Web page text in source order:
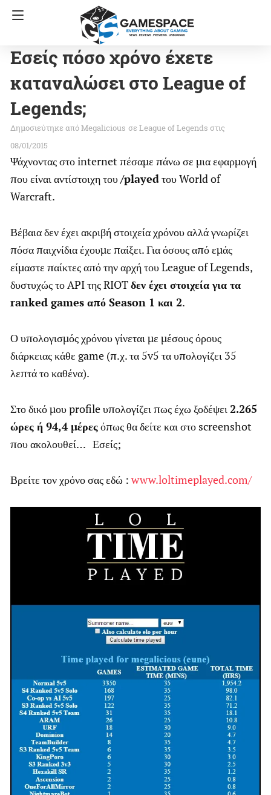
Εσείς πόσο χρόνο έχετε
καταναλώσει στο League of
Legends;
Megalicious σε League of Legends στις
08/01/2015
Ψάχνοντας στο internet πέσαμε πάνω σε μια εφαρμογή
που είναι αντίστοιχη του/playedτου World of
Warcraft.
Βέβαια δεν έχει ακριβή στοιχεία χρόνου αλλά γνωρίζει
πόσα παιχνίδια έχουμε παίξει. Για όσους από εμάς
είμαστε παίκτες από την αρχή του League of Legends,
δυστυχώς το API της RIOTδεν έχει στοιχεία για τα
ranked games από Season 1 και 2.
Ο υπολογισμός χρόνου γίνεται με μέσους όρους
διάρκειας κάθε game (π.χ. τα 5v5 τα υπολογίζει 35
λεπτά το καθένα).
Στο δικό μου profile υπολογίζει πως έχω ξοδέψει2.265
ώρες ή 94,4 μέρεςόπως θα δείτε και στο screenshot
που ακολουθεί… Εσείς;
Βρείτε τον χρόνο σας εδώ : www.loltimeplayed.com/